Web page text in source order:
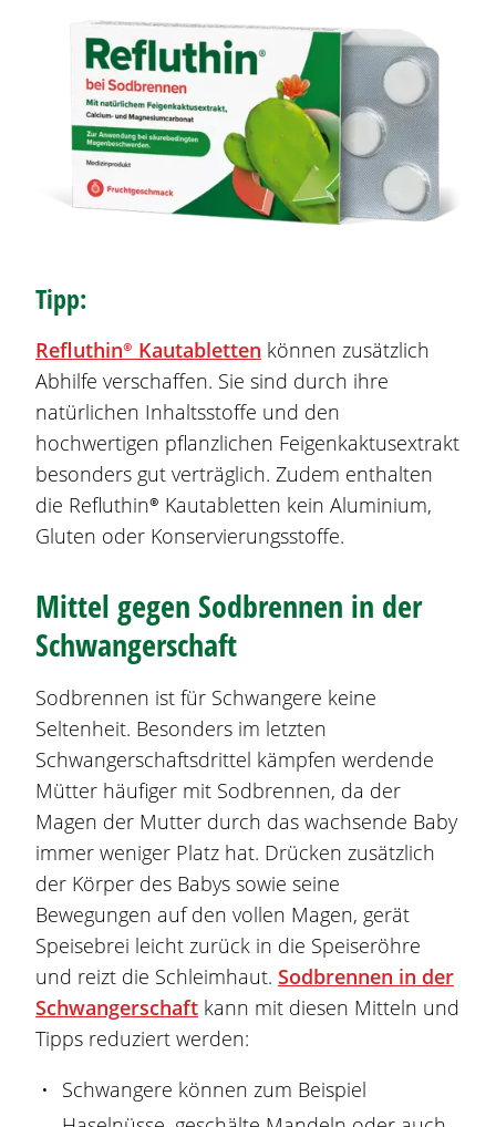
Tipp:
Refluthin® Kautabletten können zusätzlich
Abhilfe verschaffen. Sie sind durch ihre
natürlichen Inhaltsstoffe und den
hochwertigen pflanzlichen Feigenkaktusextrakt
besonders gut verträglich. Zudem enthalten
die Refluthin® Kautabletten kein Aluminium,
Gluten oder Konservierungsstoffe.
Mittel gegen Sodbrennen in der
Schwangerschaft
Sodbrennen ist für Schwangere keine
Seltenheit. Besonders im letzten
Schwangerschaftsdrittel kämpfen werdende
Mütter häufiger mit Sodbrennen, da der
Magen der Mutter durch das wachsende Baby
immer weniger Platz hat. Drücken zusätzlich
der Körper des Babys sowie seine
Bewegungen auf den vollen Magen, gerät
Speisebrei leicht zurück in die Speiseröhre
und reizt die Schleimhaut. Sodbrennen in der
Schwangerschaft kann mit diesen Mitteln und
Tipps reduziert werden:
Schwangere können zum Beispiel